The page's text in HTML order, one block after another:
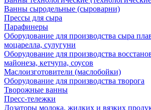
Ванны сыродельные (сыроварни)
Прессы для сыра
Парафинеры
Оборудование для производства сыра
моцарелла, сулугуни
Оборудование для производства
майонеза, кетчупа, соусов
Маслоизготовители (маслобойки)
Оборудование для производства творога
Творожные ванны
Пресс-тележки
Дозаторы молока, жидких и вязких